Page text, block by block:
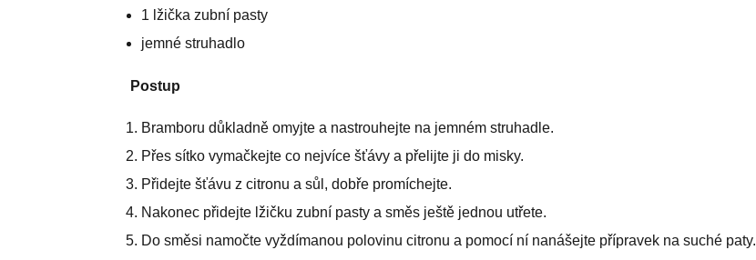
1 lžička zubní pasty
jemné struhadlo
Postup
Bramboru důkladně omyjte a nastrouhejte na jemném struhadle.
Přes sítko vymačkejte co nejvíce šťávy a přelijte ji do misky.
Přidejte šťávu z citronu a sůl, dobře promíchejte.
Nakonec přidejte lžičku zubní pasty a směs ještě jednou utřete.
Do směsi namočte vyždímanou polovinu citronu a pomocí ní nanášejte přípravek na suché paty.